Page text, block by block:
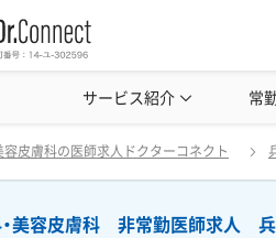
サービス紹介 常
美容クリニック見学・研修情報
容皮膚科の医師求人ドクターコネクト
美容皮膚科 非常勤医師求人
■皮膚科・美容皮膚科 非常勤医師求人